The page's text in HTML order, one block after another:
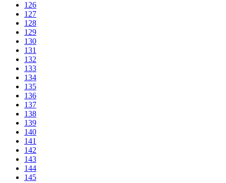
126
127
128
129
130
131
132
133
134
135
136
137
138
139
140
141
142
143
144
145